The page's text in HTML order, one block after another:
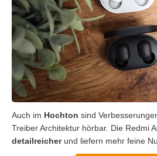
Auch im Hochton sind
Treiber Architektur hörbar. Die Redmi
detailreicherund liefern mehr feine